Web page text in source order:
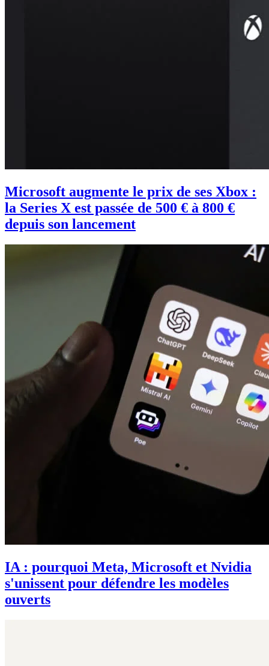
Microsoft augmente le prix de ses Xbox :
la Series X est passée de 500 € à 800 €
depuis son lancement
IA : pourquoi Meta, Microsoft et Nvidia
s'unissent pour défendre les modèles
ouverts